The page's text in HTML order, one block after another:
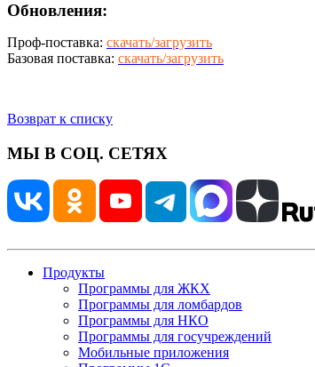
Обновления:
Проф-поставка: скачать/загрузить
Базовая поставка: скачать/загрузить
Возврат к списку
МЫ В СОЦ. СЕТЯХ
Продукты
Программы для ЖКХ
Программы для ломбардов
Программы для НКО
Программы для госучреждений
Мобильные приложения